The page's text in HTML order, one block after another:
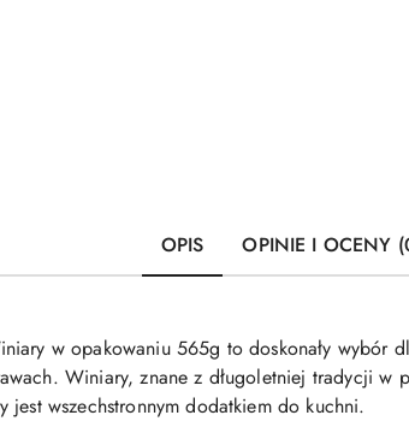
OPIS OPINIE I OCENY
w opakowaniu 565g to doskonały wybór
Winiary, znane z długoletniej tradycji
jest wszechstronnym dodatkiem do kuchni.